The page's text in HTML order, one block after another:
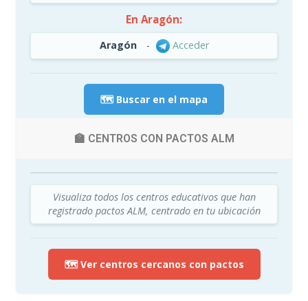
En Aragón:
Aragón - Acceder
🗺️ Buscar en el mapa
🏫 CENTROS CON PACTOS ALM
Visualiza todos los centros educativos que han
registrado pactos ALM, centrado en tu ubicación
🗺️ Ver centros cercanos con pactos